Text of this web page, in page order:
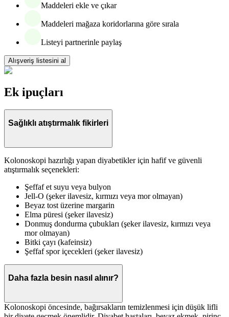
Maddeleri ekle ve çıkar
Maddeleri mağaza koridorlarına göre sırala
Listeyi partnerinle paylaş
Alışveriş listesini al
Ek ipuçları
Sağlıklı atıştırmalık fikirleri
Kolonoskopi hazırlığı yapan diyabetikler için hafif ve güvenli
atıştırmalık seçenekleri:
Şeffaf et suyu veya bulyon
Jell-O (şeker ilavesiz, kırmızı veya mor olmayan)
Beyaz tost üzerine margarin
Elma püresi (şeker ilavesiz)
Donmuş dondurma çubukları (şeker ilavesiz, kırmızı veya
mor olmayan)
Bitki çayı (kafeinsiz)
Şeffaf spor içecekleri (şeker ilavesiz)
Daha fazla besin nasıl alınır?
Kolonoskopi öncesinde, bağırsakların temizlenmesi için düşük lifli